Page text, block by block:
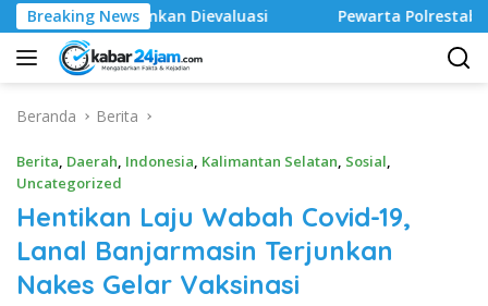
Langsung
ke
konten
Breaking News
Dievaluasi Pewarta Polrestabes Medan Gelar
Beranda Berita
Berita, Daerah, Indonesia, Kalimantan Selatan, Sosial,
Uncategorized
Hentikan Laju Wabah Covid-19,
Lanal Banjarmasin Terjunkan
Nakes Gelar Vaksinasi